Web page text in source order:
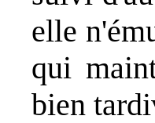
elle
qui
bien